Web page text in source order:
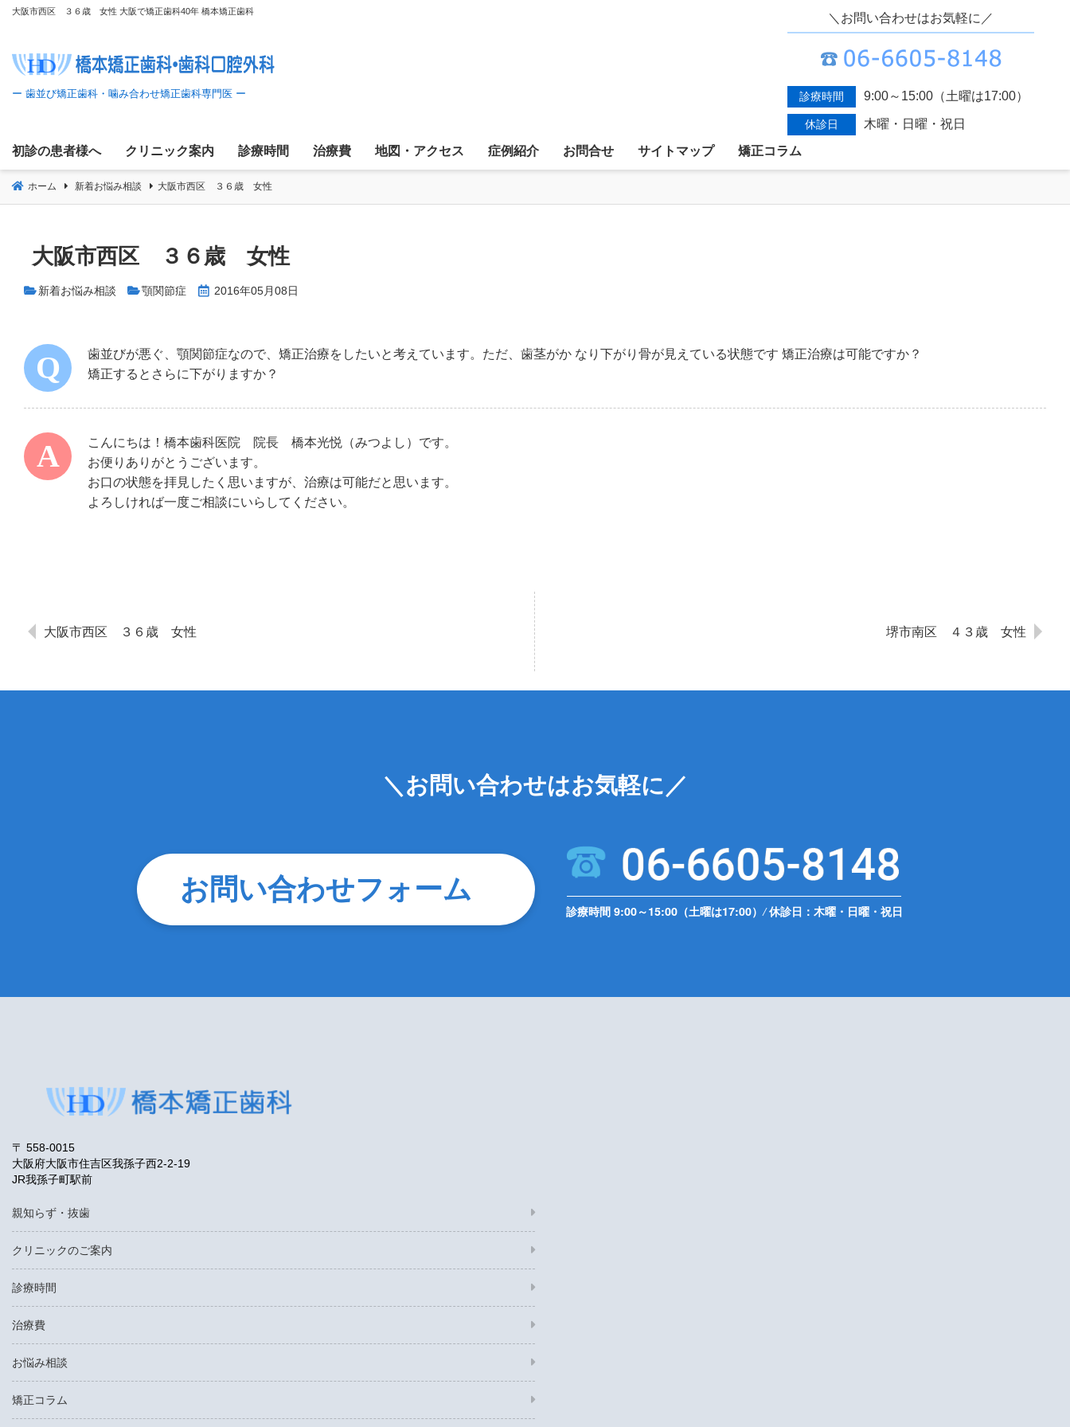
大阪市西区 ３６歳 女性 大阪で矯正歯科40年 橋本矯正歯科 ＼お問い合わせはお気軽に／
診療時間 9:00～15:00（土曜は17:00）
休診日 木曜・日曜・祝日
初診の患者様へ クリニック案内 診療時間 治療費 地図・アクセス 症例紹介 お問合せ サイトマップ 矯正コラム
ホーム 新着お悩み相談 大阪市西区 ３６歳 女性
大阪市西区 ３６歳 女性
新着お悩み相談 顎関節症 2016年05月08日
歯並びが悪ぐ、顎関節症なので、矯正治療をしたいと考えています。ただ、歯茎がか なり下がり骨が見えている状態です 矯正治療は可能ですか？
矯正するとさらに下がりますか？
こんにちは！橋本歯科医院 院長 橋本光悦（みつよし）です。
お便りありがとうございます。
お口の状態を拝見したく思いますが、治療は可能だと思います。
よろしければ一度ご相談にいらしてください。
大阪市西区 ３６歳 女性 堺市南区 ４３歳 女性
＼お問い合わせはお気軽に／
お問い合わせフォーム
診療時間 9:00～15:00（土曜は17:00） /休診日：木曜・日曜・祝日
〒 558-0015
大阪府大阪市住吉区我孫子西2-2-19
JR我孫子町駅前
親知らず・抜歯
クリニックのご案内
診療時間
治療費
お悩み相談
矯正コラム